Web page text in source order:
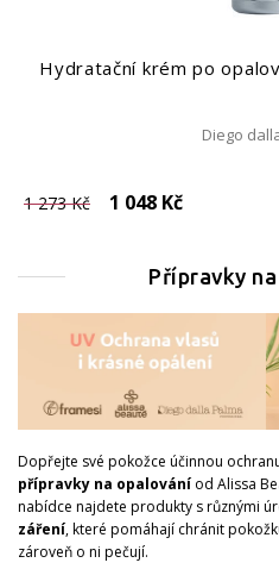
Hydratační krém po
Diego
1 273 Kč 1 048 Kč
Přípravky
Dopřejte své pokožce účinnou
přípravky na opalování od Alissa
nabídce najdete produkty s různými
záření, které pomáhají chránit
zároveň o ni pečují.